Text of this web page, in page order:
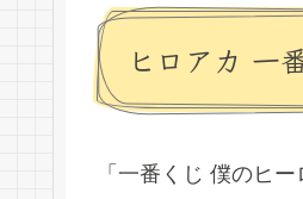
ヒロアカ 一
「一番くじ 僕のヒ